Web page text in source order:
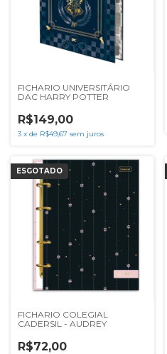
FICHARIO UNIVERSITÁRIO
DAC HARRY POTTER
R$149,00
3 x de R$49,67 sem juros
ESGOTADO
FICHARIO COLEGIAL
CADERSIL - AUDREY
R$72,00